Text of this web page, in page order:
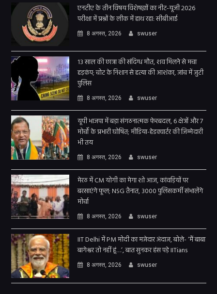
एनटीए के तीन विषय विशेषज्ञों का नीट-यूजी 2026
परीक्षा में प्रश्नों के लीक में हाथ रहा: सीबीआई
8 अगस्त, 2026 swuser
13 साल की छात्रा की संदिग्ध मौत, शव मिलने से मचा
हड़कंप; चोट के निशान से हत्या की आशंका, जांच में जुटी
पुलिस
8 अगस्त, 2026 swuser
यूपी भाजपा में बड़ा संगठनात्मक फेरबदल, 6 क्षेत्रों और 7
मोर्चों के प्रभारी घोषित; मीडिया-हेडक्वार्टर की जिम्मेदारी
भी तय
8 अगस्त, 2026 swuser
मेरठ में CM योगी का मेगा शो आज, कांवड़ियों पर
बरसाएंगे फूल; NSG तैनात, 3000 पुलिसकर्मी संभालेंगे
मोर्चा
8 अगस्त, 2026 swuser
IIT Delhi में PM मोदी का मजेदार अंदाज, बोले- ‘मैं बाबा
बागेश्वर तो नहीं हूं…’, बात सुनकर हंस पड़े IITians
8 अगस्त, 2026 swuser